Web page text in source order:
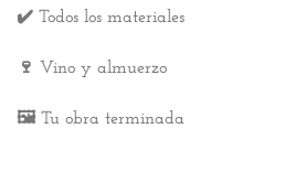
✔️ Todos los materiales
🍷 Vino y almuerzo
🖼️ Tu obra terminada